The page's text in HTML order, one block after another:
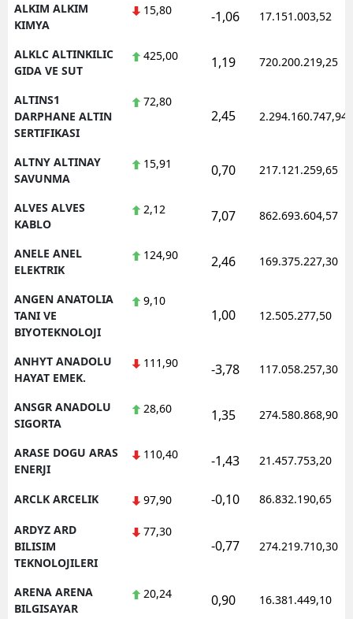
ALKIM ALKIM
KIMYA
15,80 -1,06 17.151.003,52
ALKLC ALTINKILIC
GIDA VE SUT
425,00 1,19 720.200.219,25
ALTINS1
DARPHANE ALTIN
SERTIFIKASI
72,80
2,45 2.294.160.747,94
ALTNY ALTINAY
SAVUNMA
15,91 0,70 217.121.259,65
ALVES ALVES
KABLO
2,12 7,07 862.693.604,57
ANELE ANEL
ELEKTRIK
124,90 2,46 169.375.227,30
ANGEN ANATOLIA
TANI VE
BIYOTEKNOLOJI
9,10
1,00 12.505.277,50
ANHYT ANADOLU
HAYAT EMEK.
111,90 -3,78 117.058.257,30
ANSGR ANADOLU
SIGORTA
28,60 1,35 274.580.868,90
ARASE DOGU ARAS
ENERJI
110,40 -1,43 21.457.753,20
ARCLK ARCELIK 97,90 -0,10 86.832.190,65
ARDYZ ARD
BILISIM
TEKNOLOJILERI
77,30
-0,77 274.219.710,30
ARENA ARENA
BILGISAYAR
20,24 0,90 16.381.449,10